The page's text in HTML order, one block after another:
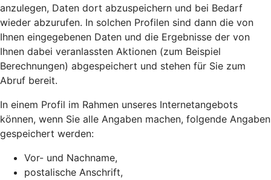
anzulegen, Daten dort abzuspeichern und bei Bedarf
wieder abzurufen. In solchen Profilen sind dann die von
Ihnen eingegebenen Daten und die Ergebnisse der von
Ihnen dabei veranlassten Aktionen (zum Beispiel
Berechnungen) abgespeichert und stehen für Sie zum
Abruf bereit.
In einem Profil im Rahmen unseres Internetangebots
können, wenn Sie alle Angaben machen, folgende Angaben
gespeichert werden:
Vor- und Nachname,
postalische Anschrift,